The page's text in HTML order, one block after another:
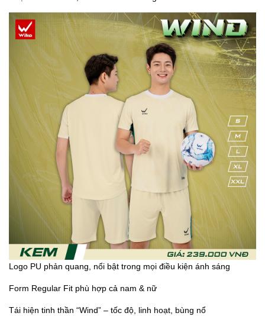
Logo PU phản quang, nổi bật trong mọi điều kiện ánh sáng
Form Regular Fit phù hợp cả nam & nữ
Tái hiện tinh thần “Wind” – tốc độ, linh hoạt, bùng nổ